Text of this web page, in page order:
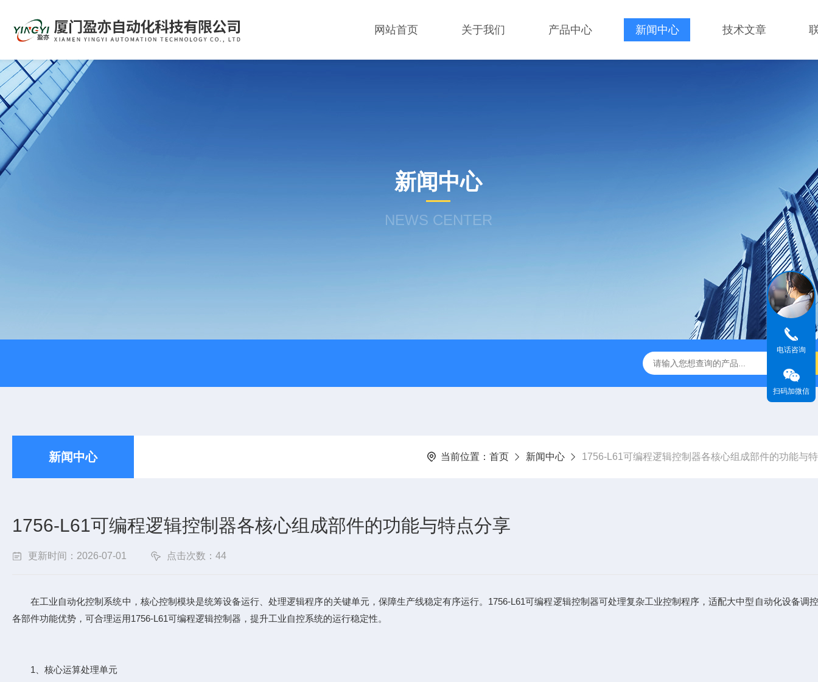
网站首页 关于我们 产品中心 新闻中心 技术文章
新闻中心
NEWS CENTER
新闻中心 当前位置： 首页 新闻中心 1756-L61可编程逻辑控制器各核心组成部件的功能与
1756-L61可编程逻辑控制器各核心组成部件的功能与特点分享
更新时间：2026-07-01 点击次数：44
在工业自动化控制系统中，核心控制模块是统筹设备运行、处理逻辑程序的关键单元，保障生产线稳定有序运行。1756-L61可编程逻辑控制器可处理复杂工业控制程序，适配大中型自动化设备调
各部件功能优势，可合理运用1756-L61可编程逻辑控制器 ，提升工业自控系统的运行稳定性。
1、核心运算处理单元
电话咨询
扫码加微信